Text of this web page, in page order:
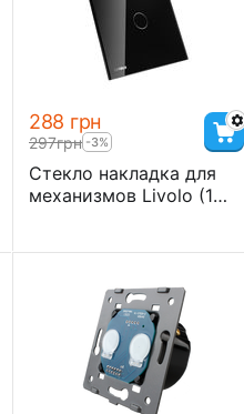
‍288‍ грн
‍297‍грн -3%
Стекло накладка для
механизмов Livolo (1